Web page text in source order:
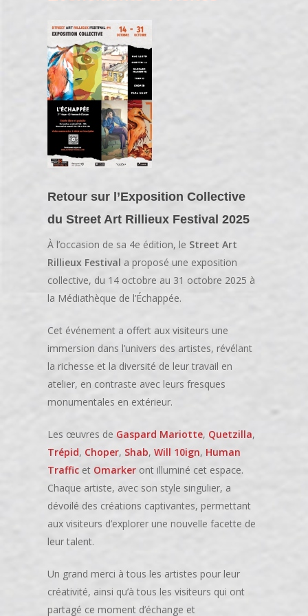
Retour sur l’Exposition Collective
du Street Art Rillieux Festival 2025
À l’occasion de sa 4e édition, le Street Art
Rillieux Festival a proposé une exposition
collective, du 14 octobre au 31 octobre 2025 à
la Médiathèque de l’Échappée.
Cet événement a offert aux visiteurs une
immersion dans l’univers des artistes, révélant
la richesse et la diversité de leur travail en
atelier, en contraste avec leurs fresques
monumentales en extérieur.
Les œuvres de Gaspard Mariotte, Quetzilla,
Trépid, Choper, Shab, Will 10ign, Human
Trafficet Omarkeront illuminé cet espace.
Chaque artiste, avec son style singulier, a
dévoilé des créations captivantes, permettant
aux visiteurs d’explorer une nouvelle facette de
leur talent.
Un grand merci à tous les artistes pour leur
créativité, ainsi qu’à tous les visiteurs qui ont
partagé ce moment d’échange et